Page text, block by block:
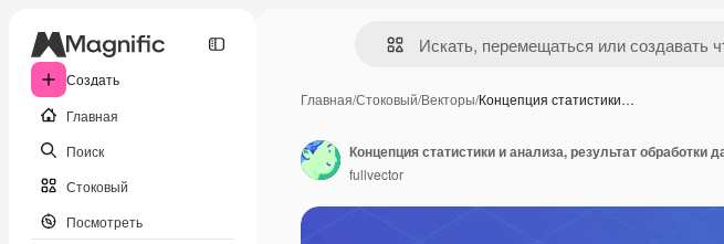
Создать
Главная
Поиск
Стоковый
Посмотреть
Главная/Стоковый/Векторы/Концепция статистики…
fullvector